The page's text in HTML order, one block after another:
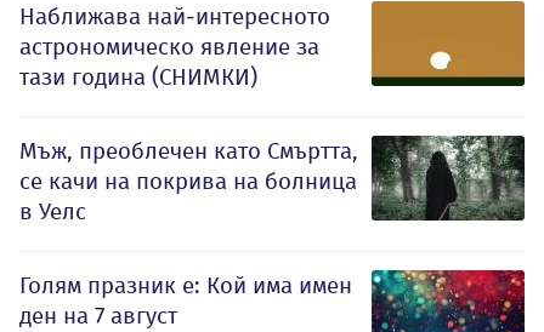
Наближава най-интересното
астрономическо явление за
тази година (СНИМКИ)
Мъж, преоблечен като Смъртта,
се качи на покрива на болница
в Уелс
Голям празник е: Кой има имен
ден на 7 август